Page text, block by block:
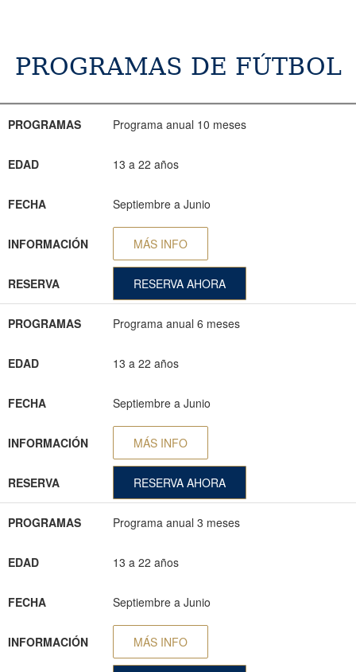
PROGRAMAS DE FÚTBOL
PROGRAMAS
EDAD
FECHA
INFORMACIÓN
RESERVA
PROGRAMAS
Programa anual 10 meses
EDAD 13 a 22 años
FECHA Septiembre a Junio
INFORMACIÓN MÁS INFO
RESERVA RESERVA AHORA
PROGRAMAS Programa anual 6 meses
EDAD 13 a 22 años
FECHA Septiembre a Junio
INFORMACIÓN MÁS INFO
RESERVA RESERVA AHORA
PROGRAMAS Programa anual 3 meses
EDAD 13 a 22 años
FECHA Septiembre a Junio
INFORMACIÓN MÁS INFO